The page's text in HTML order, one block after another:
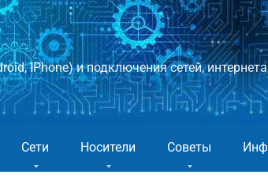
IPhone) и подключения сетей,
Сети Носители Советы